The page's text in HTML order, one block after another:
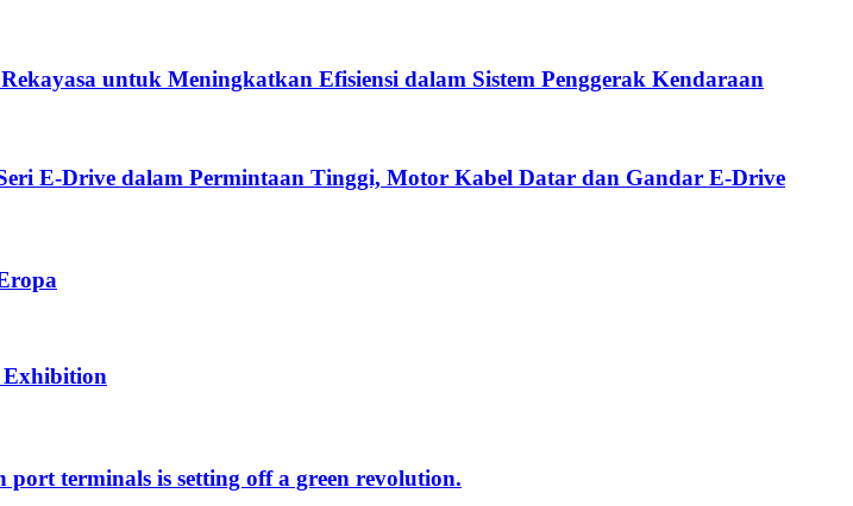
untuk Meningkatkan Efisiensi dalam Sistem Penggerak Kendaraan
E-Drive dalam Permintaan Tinggi, Motor Kabel Datar dan Gandar E-Drive
Exhibition
terminals is setting off a green revolution.